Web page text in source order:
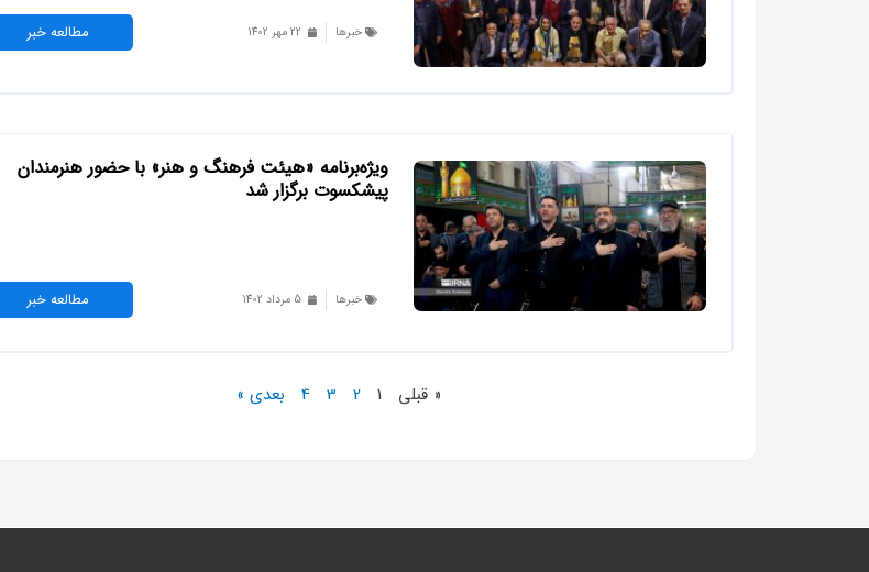
خبرها 22 مهر 1402 مطالعه خبر
ویژه‌برنامه «هیئت فرهنگ و هنر» با حضور هنرمندان
پیشکسوت برگزار شد
خبرها 5 مرداد 1402 مطالعه خبر
« قبلی 1
2
3
4 بعدی »